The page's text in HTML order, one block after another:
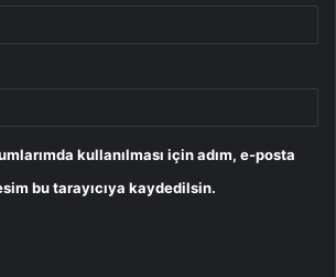
kullanılması için adım, e-posta
bu tarayıcıya kaydedilsin.